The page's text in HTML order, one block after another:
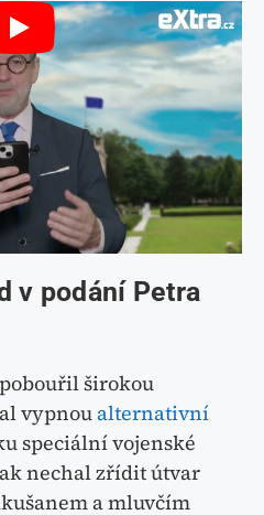
v podání Petra
širokou
vypnoualternativní
speciální vojenské
nechal zřídit útvar
a mluvčím